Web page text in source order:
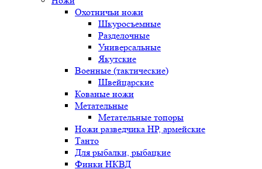
Охотничьи ножи
Шкуросъемные
Разделочные
Универсальные
Якутские
Военные (тактические)
Швейцарские
Кованые ножи
Метательные
Метательные топоры
Ножи разведчика НР, армейские
Танто
Для рыбалки, рыбацкие
Финки НКВД